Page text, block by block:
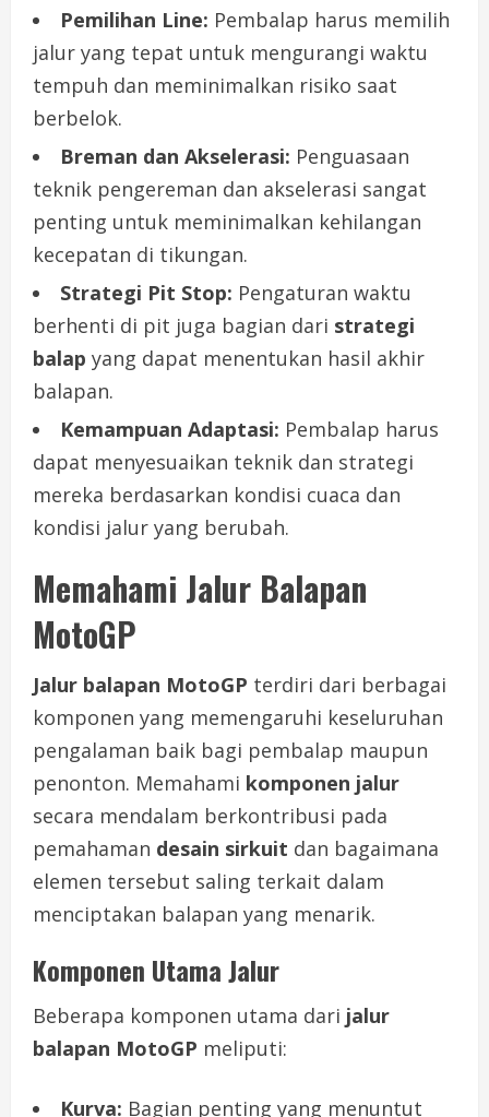
Pemilihan Line: Pembalap harus memilih
jalur yang tepat untuk mengurangi waktu
tempuh dan meminimalkan risiko saat
berbelok.
Breman dan Akselerasi: Penguasaan
teknik pengereman dan akselerasi sangat
penting untuk meminimalkan kehilangan
kecepatan di tikungan.
Strategi Pit Stop: Pengaturan waktu
berhenti di pit juga bagian dari strategi
balap yang dapat menentukan hasil akhir
balapan.
Kemampuan Adaptasi: Pembalap harus
dapat menyesuaikan teknik dan strategi
mereka berdasarkan kondisi cuaca dan
kondisi jalur yang berubah.
Memahami Jalur Balapan
MotoGP
Jalur balapan MotoGP terdiri dari berbagai
komponen yang memengaruhi keseluruhan
pengalaman baik bagi pembalap maupun
penonton. Memahami komponen jalur
secara mendalam berkontribusi pada
pemahaman desain sirkuit dan bagaimana
elemen tersebut saling terkait dalam
menciptakan balapan yang menarik.
Komponen Utama Jalur
Beberapa komponen utama dari jalur
balapan MotoGP meliputi:
Kurva: Bagian penting yang menuntut